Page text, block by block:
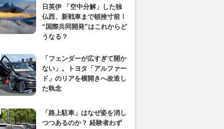
日英伊 「空中分解」した独
仏西、新戦車まで頓挫寸前！
“国際共同開発”はこれからど
うなる？
「フェンダーが広すぎて開か
ない」。トヨタ「アルファー
ド」のリアを横開きへ改造し
た執念
「路上駐車」はなぜ姿を消し
つつあるのか？ 経験者わず